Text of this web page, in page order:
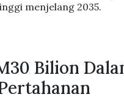
menjelang 2035.
Bilion